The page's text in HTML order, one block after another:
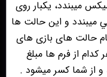
ميبندد، يكبار روی
ميبندد و این حالت ها
حالت های بازی های
کدام از فرم ها مبلغ
و از شما کسر میشود .